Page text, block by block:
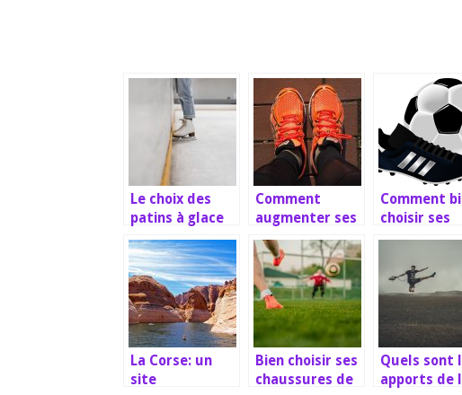
Le choix des
patins à glace
pour
débutants
Comment
augmenter ses
performances
en course à
pied?
Comment
choisir ses
chaussures
La Corse: un
site
Bien choisir ses
chaussures de
Quels sont
apports de